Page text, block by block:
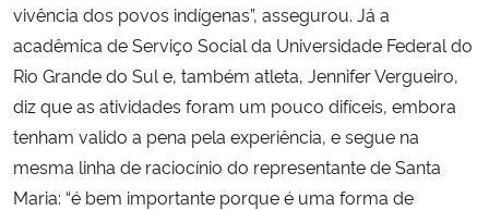
vivência dos povos indígenas”, assegurou. Já a
acadêmica de Serviço Social da Universidade Federal do
Rio Grande do Sul e, também atleta, Jennifer Vergueiro,
diz que as atividades foram um pouco difíceis, embora
tenham valido a pena pela experiência, e segue na
mesma linha de raciocínio do representante de Santa
Maria: “é bem importante porque é uma forma de